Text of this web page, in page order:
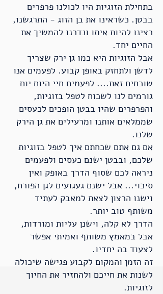
בתחילת הזוגיות היו לכולנו פרפרים
בבטן. כשראינו את בן הזוג - התרגשנו,
רצינו להיות איתו ונדרנו להמשיך את
החיים יחד.
אבל הזוגיות היא כמו גן ירק שצריך
לדשן ולתחזק באופן קבוע. לפעמים אנו
שוכחים זאת.... לפעמים חיי היום יום
גורמים לנו לשכוח לטפל בזוגיות,
והפרפרים שהיו בבטן הופכים לכעסים
שממלאים אותנו ומרעילים את גן הירק
שלנו.
אם גם אתם שכחתם איך לטפל בזוגיות
שלכם, ובבטן ישנם כעסים ולפעמים
ניראה לכם שסוף הדרך באופק ואין
סיכוי... אבל ישנם געגועים לגן הפורח,
וישנו הרצון לצאת למאבק לעתיד
משותף טוב יותר.
הדרך לא קלה, וישנן עליות ומורדות,
אבל במאמץ משותף ואמיתי אפשר
לצעוד בה יחדיו.
זה הזמן והמקום לקבוע פגישה שיכולה
לשנות את חייכם ולהחזיר את החיוך
לזוגיות.